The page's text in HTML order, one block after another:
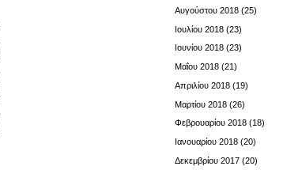
Αυγούστου 2018 (25)
Ιουλίου 2018 (23)
Ιουνίου 2018 (23)
Μαΐου 2018 (21)
Απριλίου 2018 (19)
Μαρτίου 2018 (26)
Φεβρουαρίου 2018 (18)
Ιανουαρίου 2018 (20)
Δεκεμβρίου 2017 (20)